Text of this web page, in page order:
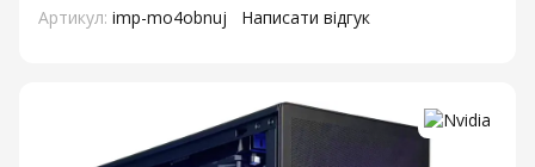
Артикул: imp-mo4obnuj Написати відгук